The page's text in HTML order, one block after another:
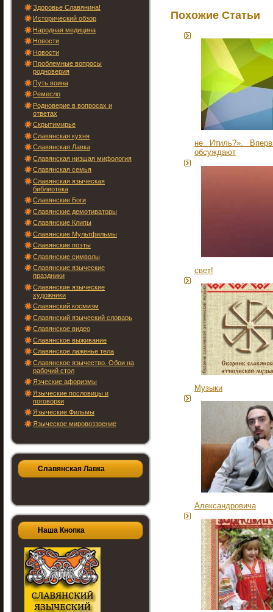
Здоровье Славянина!
Исторический обзор
Народная медицина
Новости
Новости
Проблемные вопросы
родноверия
Путь воина
Ремесло
Родноверие в вопросах и
ответах
Скрытимирье
Славянская кухня
Славянская Лавка
Славянская низшая мифология
Славянская семья
Славянская языческая
библиотека
Славянские Боги
Славянские демотиваторы
Славянские Клипы
Славянские Мультфильмы
Славянские поэты
Славянские символы
Славянские языческие
праздники
Славянские языческие
художники
Славянский космизм
Славянский языческий словарь
Славянское видео
Славянское выживание
Славянское лаженье тела
Славянское язычество. Обои на
рабочий стол
Язческие афоризмы
Языческие пословицы и
поговорки
Языческие Фильмы
Языческое мировоззрение
Славянская Лавка
Наша Кнопка
Похожие Статьи
не Итиль?».
обсуждают
свет!
Музыки
Александровича